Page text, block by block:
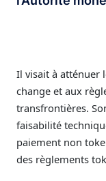
Il visait à atténuer
change et aux
transfrontières.
faisabilité
paiement non
des règlements